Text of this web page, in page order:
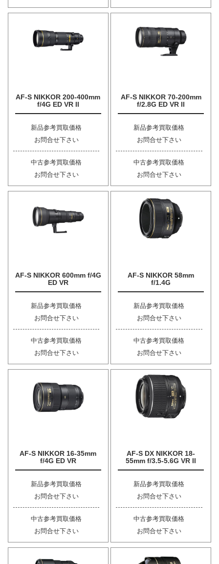
AF-S NIKKOR 200-400mm
f/4G ED VR II
新品参考買取価格
お問合せ下さい
中古参考買取価格
お問合せ下さい
AF-S NIKKOR 70-200mm
f/2.8G ED VR II
新品参考買取価格
お問合せ下さい
中古参考買取価格
お問合せ下さい
AF-S NIKKOR 600mm f/4G
ED VR
新品参考買取価格
お問合せ下さい
中古参考買取価格
お問合せ下さい
AF-S NIKKOR 58mm
f/1.4G
新品参考買取価格
お問合せ下さい
中古参考買取価格
お問合せ下さい
AF-S NIKKOR 16-35mm
f/4G ED VR
新品参考買取価格
お問合せ下さい
中古参考買取価格
お問合せ下さい
AF-S DX NIKKOR 18-
55mm f/3.5-5.6G VR II
新品参考買取価格
お問合せ下さい
中古参考買取価格
お問合せ下さい